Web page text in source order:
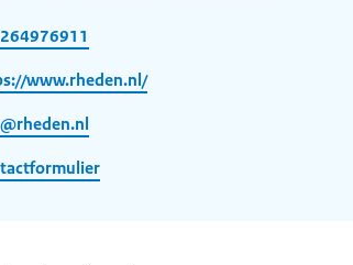
www.rheden.nl/